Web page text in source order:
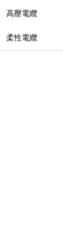
高壓電纜
柔性電纜